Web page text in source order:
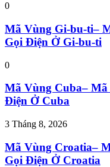
0
Mã Vùng Gi-bu-ti–
Gọi Điện Ở Gi-bu-ti
0
Mã Vùng Cuba–
Điện Ở Cuba
3 Tháng 8, 2026
Mã Vùng Croatia–
Gọi Điện Ở Croatia